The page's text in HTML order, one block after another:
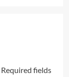
Required fields